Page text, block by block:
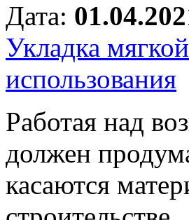
Дата:
Укладка
использования
Работая над
должен
касаются